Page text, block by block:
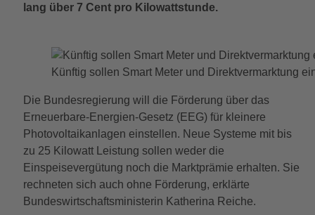
lang über 7 Cent pro Kilowattstunde.
Künftig sollen Smart Meter und Direktvermarktung
Die Bundesregierung will die Förderung über das
Erneuerbare-Energien-Gesetz (EEG) für kleinere
Photovoltaikanlagen einstellen. Neue Systeme mit bis
zu 25 Kilowatt Leistung sollen weder die
Einspeisevergütung noch die Marktprämie erhalten. Sie
rechneten sich auch ohne Förderung, erklärte
Bundeswirtschaftsministerin Katherina Reiche.